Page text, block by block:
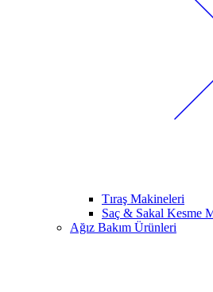
Tıraş Makineleri
Saç & Sakal Kesme
Ağız Bakım Ürünleri